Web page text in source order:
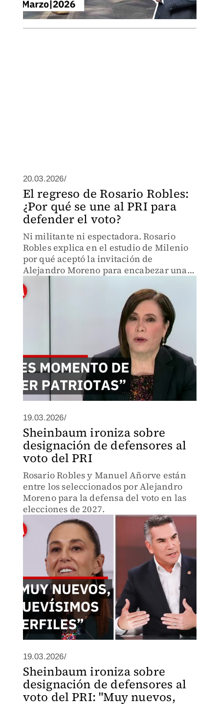
20.03.2026/
El regreso de Rosario Robles:
¿Por qué se une al PRI para
defender el voto?
Ni militante ni espectadora. Rosario
Robles explica en el estudio de Milenio
por qué aceptó la invitación de
Alejandro Moreno para encabezar una
red ciudadana que vigilará las urnas en
2027.
19.03.2026/
Sheinbaum ironiza sobre
designación de defensores al
voto del PRI
Rosario Robles y Manuel Añorve están
entre los seleccionados por Alejandro
Moreno para la defensa del voto en las
elecciones de 2027.
19.03.2026/
Sheinbaum ironiza sobre
designación de defensores al
voto del PRI: "Muy nuevos,